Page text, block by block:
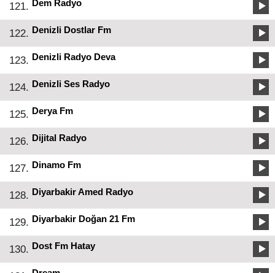
121. Dem Radyo
122. Denizli Dostlar Fm
123. Denizli Radyo Deva
124. Denizli Ses Radyo
125. Derya Fm
126. Dijital Radyo
127. Dinamo Fm
128. Diyarbakir Amed Radyo
129. Diyarbakir Doğan 21 Fm
130. Dost Fm Hatay